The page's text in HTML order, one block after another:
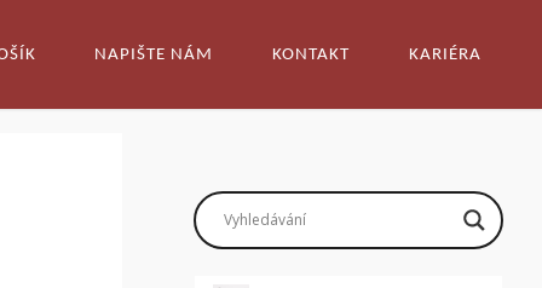
NAPIŠTE NÁM KONTAKT KARIÉRA